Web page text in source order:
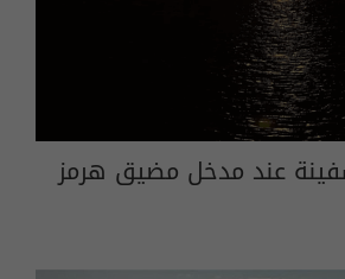
عند مدخل مضيق هرمز